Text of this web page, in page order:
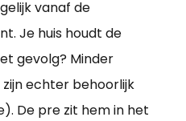
vanaf de
Je huis houdt de
gevolg? Minder
echter behoorlijk
De pre zit hem in het